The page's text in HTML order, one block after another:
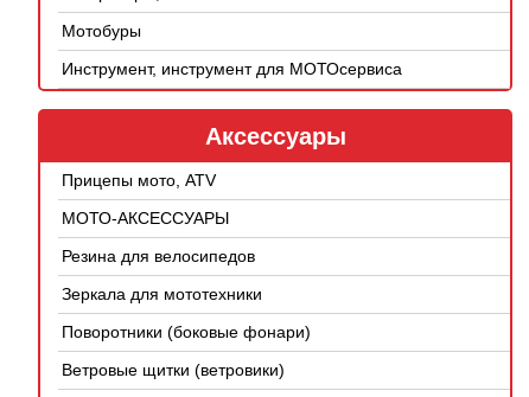
Мотобуры
Инструмент, инструмент для МОТОсервиса
Аксессуары
Прицепы мото, ATV
МОТО-АКСЕССУАРЫ
Резина для велосипедов
Зеркала для мототехники
Поворотники (боковые фонари)
Ветровые щитки (ветровики)